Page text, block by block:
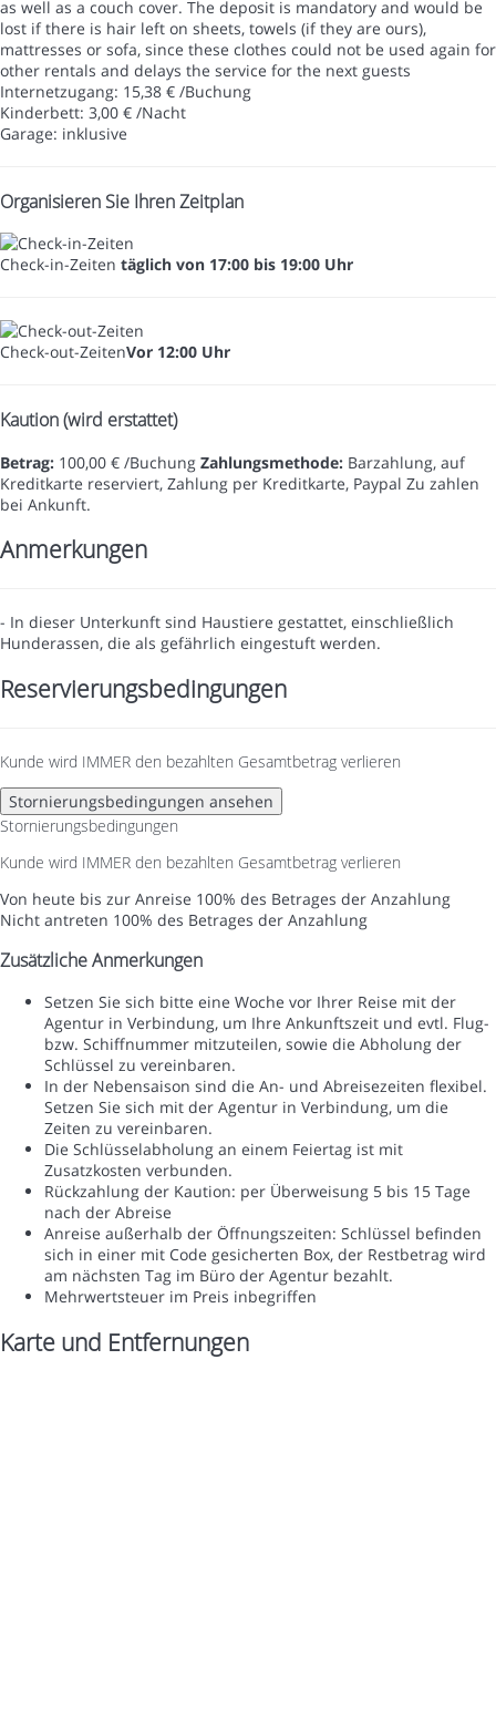
as well as a couch cover. The deposit is mandatory and would be
lost if there is hair left on sheets, towels (if they are ours),
mattresses or sofa, since these clothes could not be used again for
other rentals and delays the service for the next guests
Internetzugang: 15,38 € /Buchung
Kinderbett: 3,00 € /Nacht
Garage: inklusive
Organisieren Sie Ihren Zeitplan
Check-in-Zeiten täglich von 17:00 bis 19:00 Uhr
Check-out-ZeitenVor 12:00 Uhr
Kaution (wird erstattet)
Betrag: 100,00 € /Buchung Zahlungsmethode: Barzahlung, auf
Kreditkarte reserviert, Zahlung per Kreditkarte, Paypal Zu zahlen
bei Ankunft.
Anmerkungen
- In dieser Unterkunft sind Haustiere gestattet, einschließlich
Hunderassen, die als gefährlich eingestuft werden.
Reservierungsbedingungen
Kunde wird IMMER den bezahlten Gesamtbetrag verlieren
Stornierungsbedingungen ansehen
Stornierungsbedingungen
Kunde wird IMMER den bezahlten Gesamtbetrag verlieren
Von heute bis zur Anreise 100% des Betrages der Anzahlung
Nicht antreten 100% des Betrages der Anzahlung
Zusätzliche Anmerkungen
Setzen Sie sich bitte eine Woche vor Ihrer Reise mit der
Agentur in Verbindung, um Ihre Ankunftszeit und evtl. Flug-
bzw. Schiffnummer mitzuteilen, sowie die Abholung der
Schlüssel zu vereinbaren.
In der Nebensaison sind die An- und Abreisezeiten flexibel.
Setzen Sie sich mit der Agentur in Verbindung, um die
Zeiten zu vereinbaren.
Die Schlüsselabholung an einem Feiertag ist mit
Zusatzkosten verbunden.
Rückzahlung der Kaution: per Überweisung 5 bis 15 Tage
nach der Abreise
Anreise außerhalb der Öffnungszeiten: Schlüssel befinden
sich in einer mit Code gesicherten Box, der Restbetrag wird
am nächsten Tag im Büro der Agentur bezahlt.
Mehrwertsteuer im Preis inbegriffen
Karte und Entfernungen